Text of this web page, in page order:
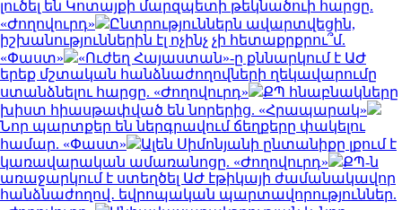
լուծել են Կոտայքի մարզպետի թեկնածուի հարցը.
«Ժողովուրդ»
Ընտրություններն ավարտվեցին,
իշխանություններին էլ ոչինչ չի հետաքրքրու՞մ.
«Փաստ»
«Ուժեղ Հայաստան»-ը քննարկում է ԱԺ
երեք մշտական հանձնաժողովների ղեկավարումը
ստանձնելու հարցը. «Ժողովուրդ»
ՔՊ հնաբնակները
խիստ հիասթափված են նորերից. «Հրապարակ»
Նոր պարտքեր են ներգրավում ճեղքերը փակելու
համար. «Փաստ»
Ալեն Սիմոնյանի ընտանիքը լքում է
կառավարական ամառանոցը. «Ժողովուրդ»
ՔՊ-ն
առաջարկում է ստեղծել ԱԺ էթիկայի ժամանակավոր
հանձնաժողով․ եվրոպական պարտավորություններ.